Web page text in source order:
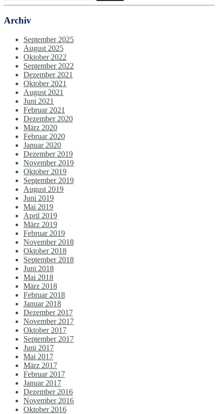
Archiv
September 2025
August 2025
Oktober 2022
September 2022
Dezember 2021
Oktober 2021
August 2021
Juni 2021
Februar 2021
Dezember 2020
März 2020
Februar 2020
Januar 2020
Dezember 2019
November 2019
Oktober 2019
September 2019
August 2019
Juni 2019
Mai 2019
April 2019
März 2019
Februar 2019
November 2018
Oktober 2018
September 2018
Juni 2018
Mai 2018
März 2018
Februar 2018
Januar 2018
Dezember 2017
November 2017
Oktober 2017
September 2017
Juni 2017
Mai 2017
März 2017
Februar 2017
Januar 2017
Dezember 2016
November 2016
Oktober 2016